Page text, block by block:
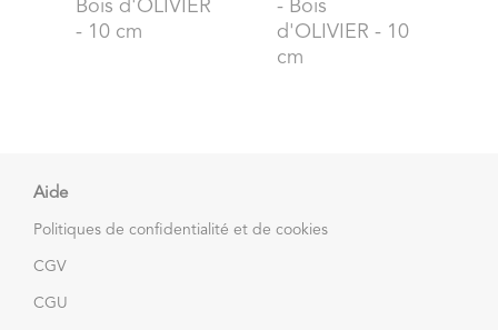
Bois d'OLIVIER
- 10 cm
- Bois
d'OLIVIER - 10
cm
Aide
Politiques de confidentialité et de cookies
CGV
CGU